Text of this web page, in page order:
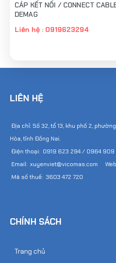
CÁP KẾT NỐI / CONNECT
DEMAG
Liên hệ : 0919623294
LIÊN HỆ
Địa chỉ: Số 32, tổ 13, khu phố 2,
Hòa, tỉnh Đồng Nai.
Điện thoại: 0919 623 294 / 0964 909
Email: xuyenviet@vicomas.com
Mã số thuế: 3603 472 720
CHÍNH SÁCH
Trang chủ